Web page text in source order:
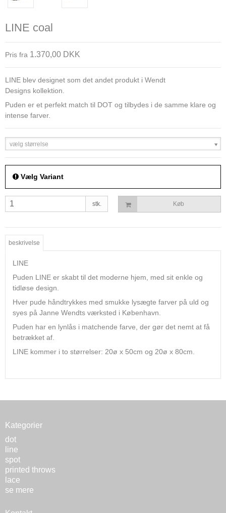
LINE coal
Pris fra 1.370,00 DKK
LINE blev designet som det andet produkt i Wendt
Designs kollektion.
Puden er et perfekt match til DOT og tilbydes i de samme klare og
intense farver.
vælg størrelse
Vælg Variant
stk. Køb
beskrivelse
LINE
Puden LINE er skabt til det moderne hjem, med sit enkle og
tidløse design.
Hver pude håndtrykkes med smukke lysægte farver på uld og
syes på Janne Wendts værksted i København.
Puden har en lynlås i matchende farve, der gør det nemt at få
betrækket af.
LINE kommer i to størrelser: 20ø x 50cm og 20ø x 80cm.
Kategorier
dot
line
spot
printed throws
lace
se mere